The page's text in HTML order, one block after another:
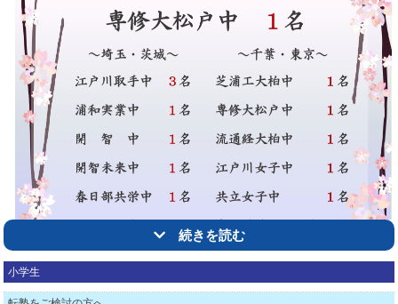
祝越谷南高校合格 １名
大宮光陵高校合格 １名
祝八潮フロンティア高校合格 ２名
～千葉県立高校～
柏の葉高校合格 １名
～埼玉県私立高校～
祝浦和学院高校合格 １名
浦和麗明高校合格 １名
祝叡明高校合格 ４名
祝川越東高校合格 １名
続きを読む
小学生